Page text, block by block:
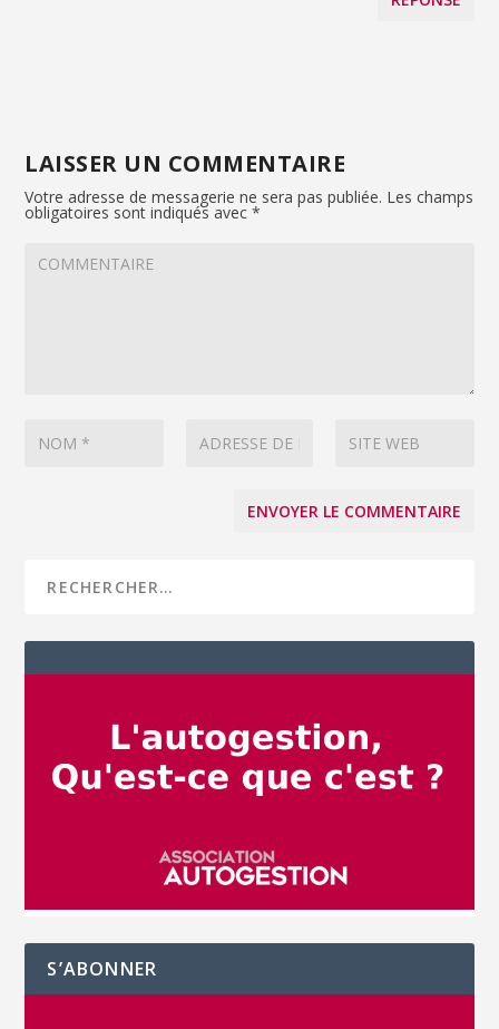
LAISSER UN COMMENTAIRE
Votre adresse de messagerie ne sera pas publiée. Les champs
obligatoires sont indiqués avec*
S’ABONNER